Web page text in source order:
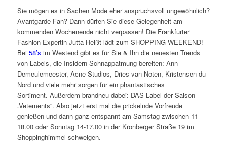
Sie mögen es in Sachen Mode eher anspruchsvoll ungewöhnlich?
Avantgarde-Fan? Dann dürfen Sie diese Gelegenheit am
kommenden Wochenende nicht verpassen! Die Frankfurter
Fashion-Expertin Jutta Heißt lädt zum SHOPPING WEEKEND!
Bei 58’s im Westend gibt es für Sie & Ihn die neuesten Trends
von Labels, die Insidern Schnappatmung bereiten: Ann
Demeulemeester, Acne Studios, Dries van Noten, Kristensen du
Nord und viele mehr sorgen für ein phantastisches
Sortiment. Außerdem brandneu dabei: DAS Label der Saison
„Vetements“. Also jetzt erst mal die prickelnde Vorfreude
genießen und dann ganz entspannt am Samstag zwischen 11-
18.00 oder Sonntag 14-17.00 in der Kronberger Straße 19 im
Shoppinghimmel schwelgen.